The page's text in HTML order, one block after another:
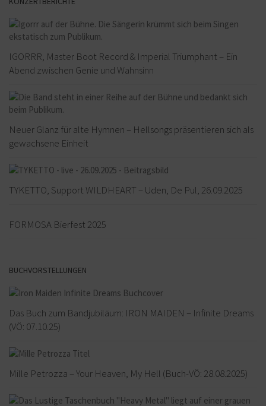
IGORRR, Master Boot Record & Imperial Triumphant – Ein
Abend zwischen Genie und Wahnsinn
Neuer Glanz für alte Hymnen – Hellsongs präsentieren sich als
gewachsene Einheit
TYKETTO, Support WILDHEART – Uden, De Pul, 26.09.2025
FORMOSA Bierfest 2025
BUCHVORSTELLUNGEN
Das Buch zum Bandjubiläum: IRON MAIDEN – Infinite Dreams
(VÖ: 07.10.25)
Mille Petrozza – Your Heaven, My Hell (Buch-VÖ: 28.08.2025)